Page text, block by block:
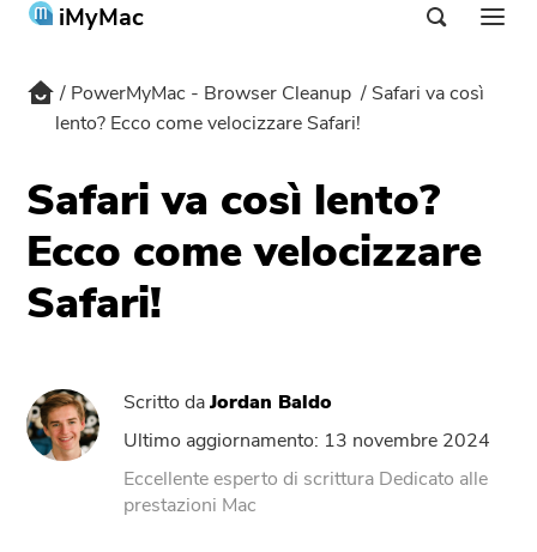
iMyMac
Prodotti & Soluzioni
Hot
PowerUninstall
Screen Recorder
Compressore di PDF
Supporto
PowerMyMac - Browser Cleanup
Safari va così
lento? Ecco come velocizzare Safari!
Safari va così lento?
Ecco come velocizzare
Safari!
Scritto daJordan Baldo
Ultimo aggiornamento: 13 novembre 2024
Eccellente esperto di scrittura Dedicato alle
prestazioni Mac